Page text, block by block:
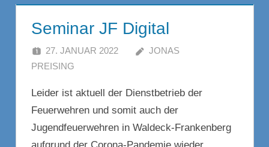
Seminar JF Digital
27. JANUAR 2022
JONAS
PREISING
Leider ist aktuell der Dienstbetrieb der
Feuerwehren und somit auch der
Jugendfeuerwehren in Waldeck-Frankenberg